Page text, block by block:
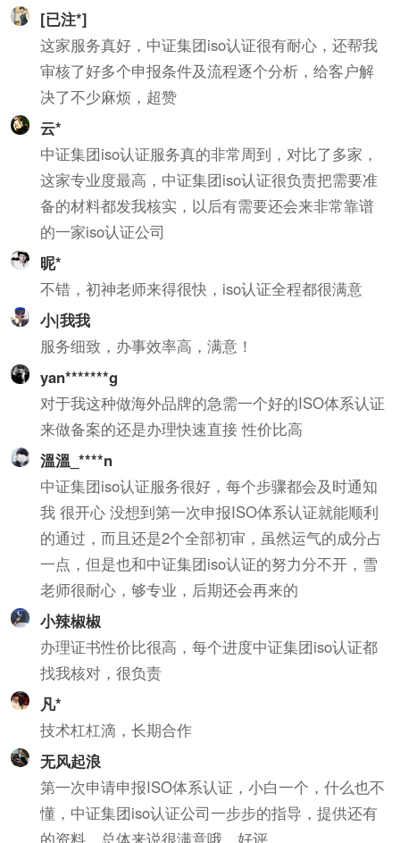
[已注*]
这家服务真好，中证集团iso认证很有耐心，还帮我
审核了好多个申报条件及流程逐个分析，给客户解
决了不少麻烦，超赞
云*
中证集团iso认证服务真的非常周到，对比了多家，
这家专业度最高，中证集团iso认证很负责把需要准
备的材料都发我核实，以后有需要还会来非常靠谱
的一家iso认证公司
昵*
不错，初神老师来得很快，iso认证全程都很满意
小|我我
服务细致，办事效率高，满意！
yan*******g
对于我这种做海外品牌的急需一个好的ISO体系认证
来做备案的还是办理快速直接 性价比高
溫溫_****n
中证集团iso认证服务很好，每个步骤都会及时通知
我 很开心 没想到第一次申报ISO体系认证就能顺利
的通过，而且还是2个全部初审，虽然运气的成分占
一点，但是也和中证集团iso认证的努力分不开，雪
老师很耐心，够专业，后期还会再来的
小辣椒椒
办理证书性价比很高，每个进度中证集团iso认证都
找我核对，很负责
凡*
技术杠杠滴，长期合作
无风起浪
第一次申请申报ISO体系认证，小白一个，什么也不
懂，中证集团iso认证公司一步步的指导，提供还有
的资料，总体来说很满意哦。好评。